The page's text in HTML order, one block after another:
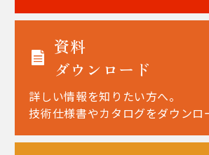
資料
ダウンロード
詳しい情報を知りたい方へ。
技術仕様書やカタログをダウンロ